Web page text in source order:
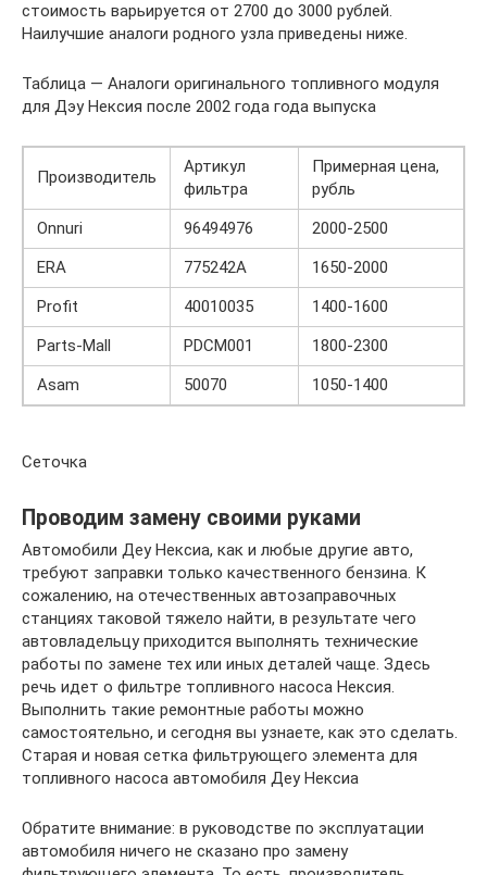
стоимость варьируется от 2700 до 3000 рублей.
Наилучшие аналоги родного узла приведены ниже.
Таблица — Аналоги оригинального топливного модуля
для Дэу Нексия после 2002 года года выпуска
Производитель
Артикул
фильтра
Примерная цена,
рубль
Onnuri
96494976
2000-2500
ERA
775242A
1650-2000
Profit
40010035
1400-1600
Parts-Mall
PDCM001
1800-2300
Asam
50070 1050-1400
Сеточка
Проводим замену своими руками
Автомобили Деу Нексиа, как и любые другие авто,
требуют заправки только качественного бензина. К
сожалению, на отечественных автозаправочных
станциях таковой тяжело найти, в результате чего
автовладельцу приходится выполнять технические
работы по замене тех или иных деталей чаще. Здесь
речь идет о фильтре топливного насоса Нексия.
Выполнить такие ремонтные работы можно
самостоятельно, и сегодня вы узнаете, как это сделать.
Старая и новая сетка фильтрующего элемента для
топливного насоса автомобиля Деу Нексиа
Обратите внимание: в руководстве по эксплуатации
автомобиля ничего не сказано про замену